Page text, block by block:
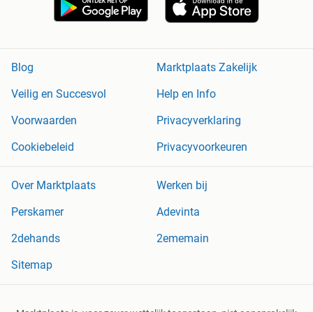
Blog
Marktplaats Zakelijk
Veilig en Succesvol
Help en Info
Voorwaarden
Privacyverklaring
Cookiebeleid
Privacyvoorkeuren
Over Marktplaats
Werken bij
Perskamer
Adevinta
2dehands
2ememain
Sitemap